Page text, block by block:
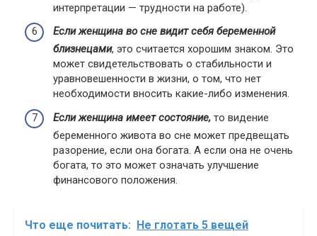
интерпретации — трудности на работе).
Если женщина во сне видит себя беременной
близнецами, это считается хорошим знаком. Это
может свидетельствовать о стабильности и
уравновешенности в жизни, о том, что нет
необходимости вносить какие-либо изменения.
Если женщина имеет состояние, то видение
беременного живота во сне может предвещать
разорение, если она богата. А если она не очень
богата, то это может означать улучшение
финансового положения.
Что еще почитать: Не глотать 5 вещей